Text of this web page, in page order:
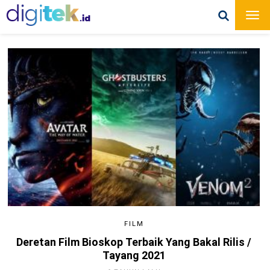
FILM
Deretan Film Bioskop Terbaik Yang Bakal Rilis /
Tayang 2021